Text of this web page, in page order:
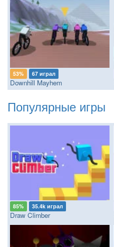
53% 67 играл
Downhill Mayhem
Популярные игры
85% 35.4k играл
Draw Climber